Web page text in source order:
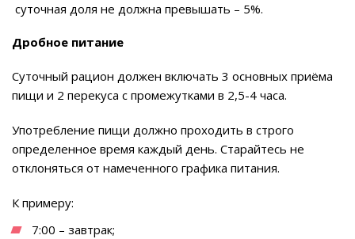
суточная доля не должна превышать – 5%.
Дробное питание
Суточный рацион должен включать 3 основных приёма
пищи и 2 перекуса с промежутками в 2,5-4 часа.
Употребление пищи должно проходить в строго
определенное время каждый день. Старайтесь не
отклоняться от намеченного графика питания.
К примеру:
7:00 – завтрак;